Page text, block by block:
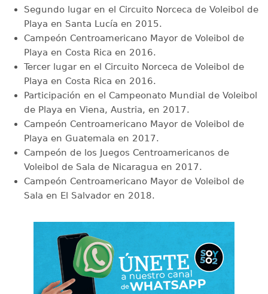
Segundo lugar en el Circuito Norceca de Voleibol de
Playa en Santa Lucía en 2015.
Campeón Centroamericano Mayor de Voleibol de
Playa en Costa Rica en 2016.
Tercer lugar en el Circuito Norceca de Voleibol de
Playa en Costa Rica en 2016.
Participación en el Campeonato Mundial de Voleibol
de Playa en Viena, Austria, en 2017.
Campeón Centroamericano Mayor de Voleibol de
Playa en Guatemala en 2017.
Campeón de los Juegos Centroamericanos de
Voleibol de Sala de Nicaragua en 2017.
Campeón Centroamericano Mayor de Voleibol de
Sala en El Salvador en 2018.